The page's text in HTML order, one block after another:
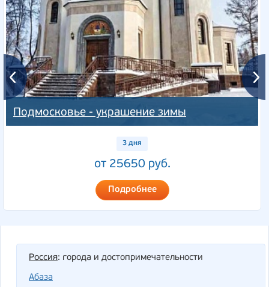
Подмосковье - украшение зимы
3 дня
от 25650 руб.
Подробнее
Россия: города и достопримечательности
Абаза